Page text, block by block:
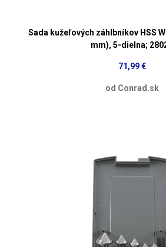
Sada kužeľových záhlbníkov HSS
mm), 5-dielna;
71,99 €
od Conrad.sk